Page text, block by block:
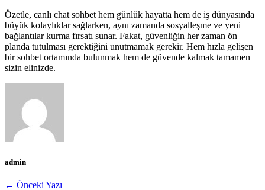
Özetle, canlı chat sohbet hem günlük hayatta hem de iş dünyasında
büyük kolaylıklar sağlarken, aynı zamanda sosyalleşme ve yeni
bağlantılar kurma fırsatı sunar. Fakat, güvenliğin her zaman ön
planda tutulması gerektiğini unutmamak gerekir. Hem hızla gelişen
bir sohbet ortamında bulunmak hem de güvende kalmak tamamen
sizin elinizde.
admin
← Önceki Yazı